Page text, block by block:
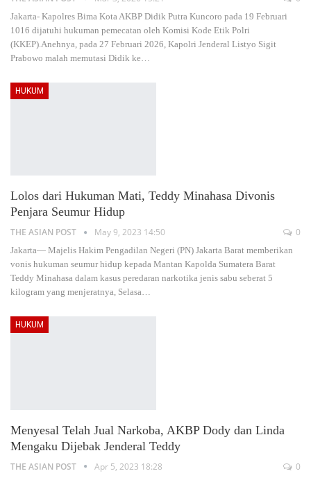
Jakarta- Kapolres Bima Kota AKBP Didik Putra Kuncoro pada 19 Februari
1016 dijatuhi hukuman pemecatan oleh Komisi Kode Etik Polri
(KKEP).Anehnya, pada 27 Februari 2026, Kapolri Jenderal Listyo Sigit
Prabowo malah memutasi Didik ke
HUKUM
Lolos dari Hukuman Mati, Teddy Minahasa Divonis
Penjara Seumur Hidup
THE ASIAN POST May 9, 2023 14:50 0
Jakarta— Majelis Hakim Pengadilan Negeri (PN) Jakarta Barat memberikan
vonis hukuman seumur hidup kepada Mantan Kapolda Sumatera Barat
Teddy Minahasa dalam kasus peredaran narkotika jenis sabu seberat 5
kilogram yang menjeratnya, Selasa…
HUKUM
Menyesal Telah Jual Narkoba, AKBP Dody dan Linda
Mengaku Dijebak Jenderal Teddy
THE ASIAN POST Apr 5, 2023 18:28 0